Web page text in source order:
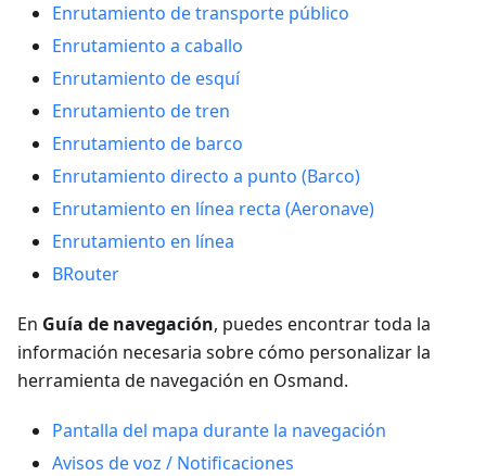
Enrutamiento de transporte público
Enrutamiento a caballo
Enrutamiento de esquí
Enrutamiento de tren
Enrutamiento de barco
Enrutamiento directo a punto (Barco)
Enrutamiento en línea recta (Aeronave)
Enrutamiento en línea
BRouter
En Guía de navegación, puedes encontrar toda la
información necesaria sobre cómo personalizar la
herramienta de navegación en Osmand.
Pantalla del mapa durante la navegación
Avisos de voz / Notificaciones